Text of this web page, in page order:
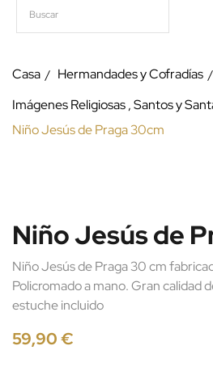
Casa
Hermandades y Cofradías
Imágenes Religiosas , Santos y
Niño Jesús de Praga 30cm
Niño Jesús de
Niño Jesús de Praga 30 cm
Policromado a mano. Gran calidad
estuche incluido
59,90 €